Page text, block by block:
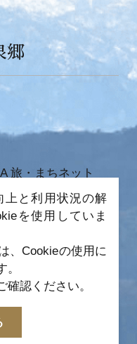
郷
旅・まちネット
泉駅内
センター All Rights
上と利用状況の解
を使用していま
、Cookieの使用に
確認ください。